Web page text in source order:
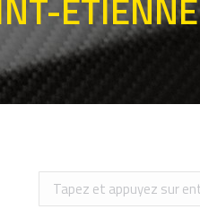
ETIENNE
Recherche
: